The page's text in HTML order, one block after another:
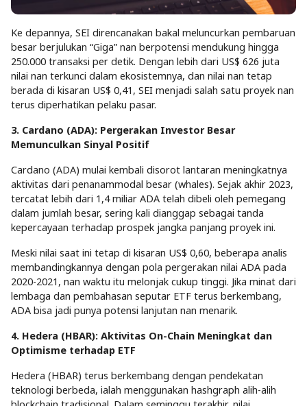
Ke depannya, SEI direncanakan bakal meluncurkan pembaruan
besar berjulukan “Giga” nan berpotensi mendukung hingga
250.000 transaksi per detik. Dengan lebih dari US$ 626 juta
nilai nan terkunci dalam ekosistemnya, dan nilai nan tetap
berada di kisaran US$ 0,41, SEI menjadi salah satu proyek nan
terus diperhatikan pelaku pasar.
3. Cardano (ADA): Pergerakan Investor Besar
Memunculkan Sinyal Positif
Cardano (ADA) mulai kembali disorot lantaran meningkatnya
aktivitas dari penanammodal besar (whales). Sejak akhir 2023,
tercatat lebih dari 1,4 miliar ADA telah dibeli oleh pemegang
dalam jumlah besar, sering kali dianggap sebagai tanda
kepercayaan terhadap prospek jangka panjang proyek ini.
Meski nilai saat ini tetap di kisaran US$ 0,60, beberapa analis
membandingkannya dengan pola pergerakan nilai ADA pada
2020-2021, nan waktu itu melonjak cukup tinggi. Jika minat dari
lembaga dan pembahasan seputar ETF terus berkembang,
ADA bisa jadi punya potensi lanjutan nan menarik.
4. Hedera (HBAR): Aktivitas On-Chain Meningkat dan
Optimisme terhadap ETF
Hedera (HBAR) terus berkembang dengan pendekatan
teknologi berbeda, ialah menggunakan hashgraph alih-alih